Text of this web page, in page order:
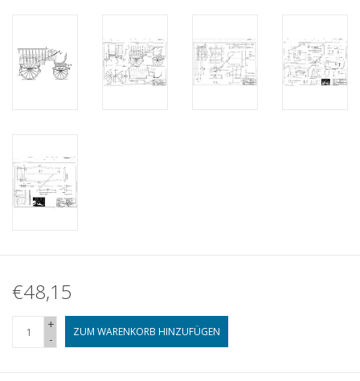
€48,15
+
-
ZUM WARENKORB HINZUFÜGEN